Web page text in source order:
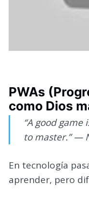
PWAs
como Dios
“A good
to master.” —
En tecnología
aprender, pero